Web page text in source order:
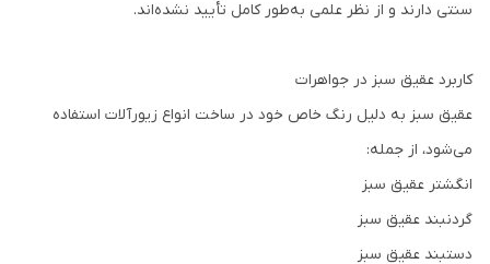
سنتی دارند و از نظر علمی به‌طور کامل تأیید نشده‌اند.
کاربرد عقیق سبز در جواهرات
عقیق سبز به دلیل رنگ خاص خود در ساخت انواع زیورآلات استفاده
می‌شود، از جمله:
انگشتر عقیق سبز
گردنبند عقیق سبز
دستبند عقیق سبز